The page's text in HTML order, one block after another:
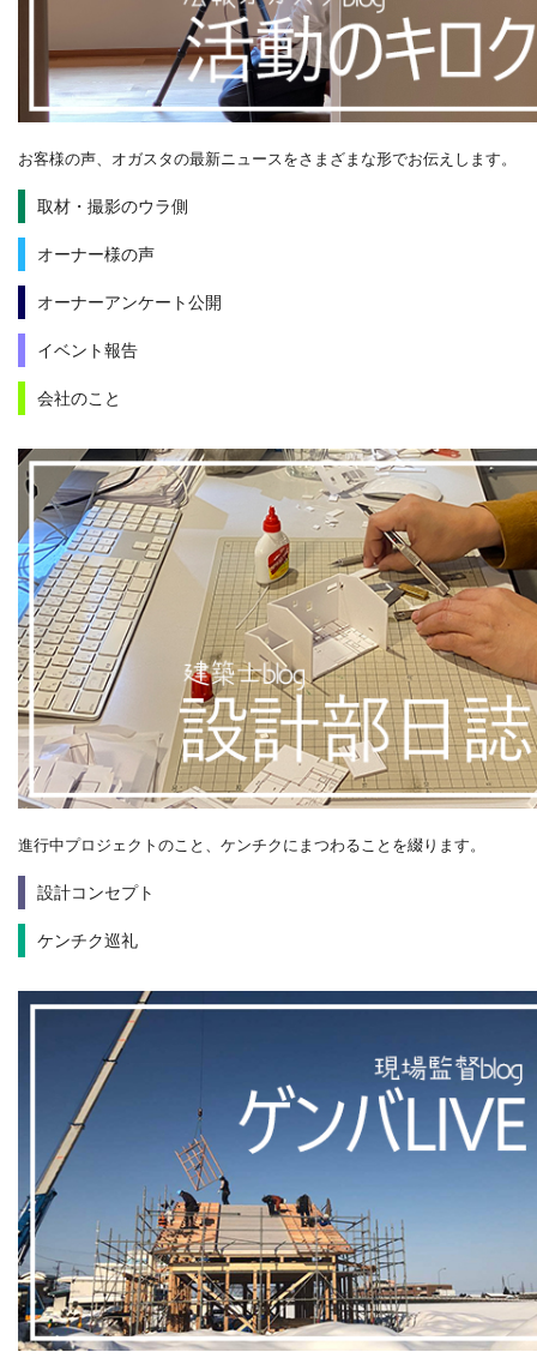
お客様の声、オガスタの最新ニュースをさまざまな形でお伝えします。
取材・撮影のウラ側
オーナー様の声
オーナーアンケート公開
イベント報告
会社のこと
進行中プロジェクトのこと、ケンチクにまつわることを綴ります。
設計コンセプト
ケンチク巡礼